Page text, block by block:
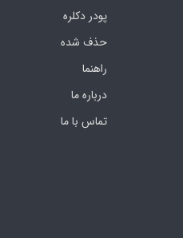
پودر دکلره
حذف شده
راهنما
درباره ما
تماس با ما